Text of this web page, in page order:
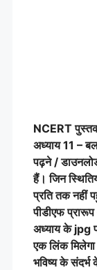
NCERT पुस्तक
अध्याय 11 –
पढ़ने /
हैं। जिन
प्रति तक नहीं
पीडीएफ
अध्याय के jpg
एक लिंक
भविष्य के संदर्भ